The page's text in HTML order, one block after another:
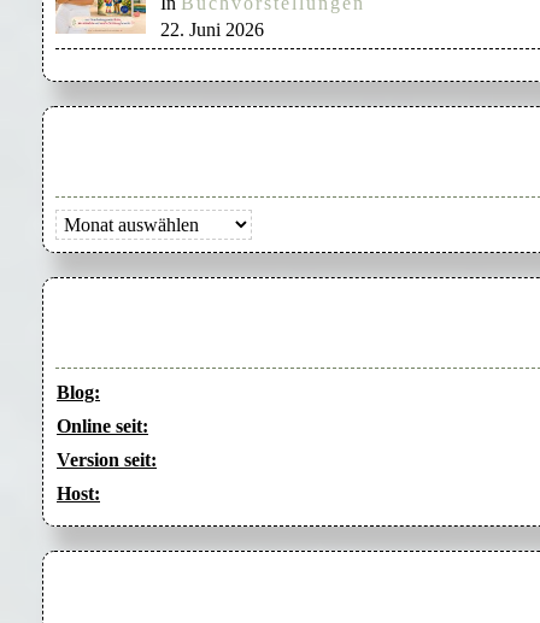
22. Juni 2026
Archiv
Blog:
Online seit:
Version seit:
Host: